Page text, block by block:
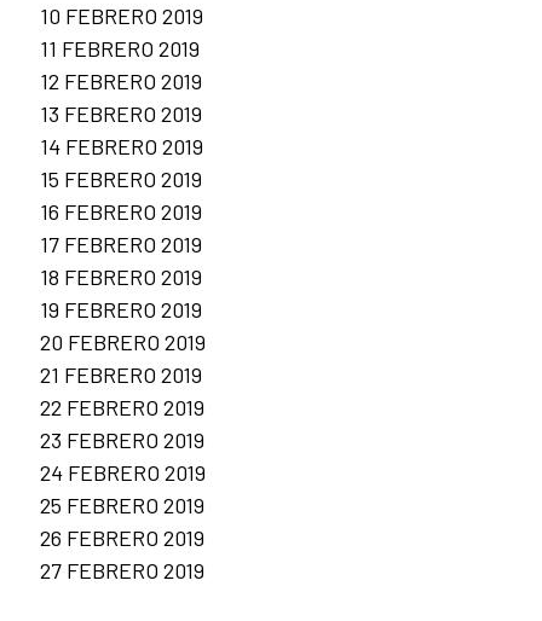
10 FEBRERO 2019
11 FEBRERO 2019
12 FEBRERO 2019
13 FEBRERO 2019
14 FEBRERO 2019
15 FEBRERO 2019
16 FEBRERO 2019
17 FEBRERO 2019
18 FEBRERO 2019
19 FEBRERO 2019
20 FEBRERO 2019
21 FEBRERO 2019
22 FEBRERO 2019
23 FEBRERO 2019
24 FEBRERO 2019
25 FEBRERO 2019
26 FEBRERO 2019
27 FEBRERO 2019